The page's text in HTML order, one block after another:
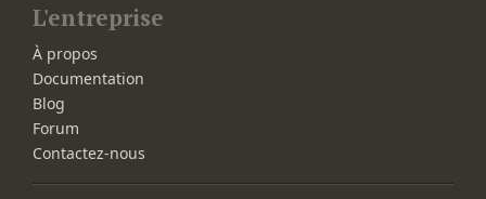
L'entreprise
À propos
Documentation
Blog
Forum
Contactez-nous